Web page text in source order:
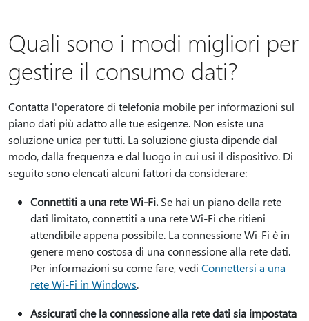
Quali sono i modi migliori per
gestire il consumo dati?
Contatta l'operatore di telefonia mobile per informazioni sul
piano dati più adatto alle tue esigenze. Non esiste una
soluzione unica per tutti. La soluzione giusta dipende dal
modo, dalla frequenza e dal luogo in cui usi il dispositivo. Di
seguito sono elencati alcuni fattori da considerare:
Connettiti a una rete Wi-Fi.Se hai un piano della rete
dati limitato, connettiti a una rete Wi-Fi che ritieni
attendibile appena possibile. La connessione Wi-Fi è in
genere meno costosa di una connessione alla rete dati.
Per informazioni su come fare, vedi Connettersi a una
rete Wi-Fi in Windows.
Assicurati che la connessione alla rete dati sia impostata